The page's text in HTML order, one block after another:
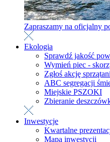
Zapraszamy na oficjalny
Ekologia
Sprawdź jakość
Wymień piec -
Zgłoś akcję
ABC segregacji
Miejskie PSZOKI
Zbieranie
Inwestycje
Kwartalne
Mapa inwestycji